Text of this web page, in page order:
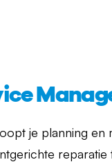
je planning en